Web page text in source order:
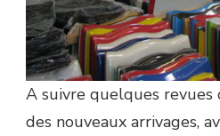
A suivre quelques
des nouveaux arrivages,